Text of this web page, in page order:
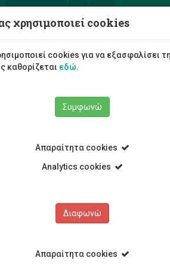
χρησιμοποιεί cookies
cookies για να εξασφαλίσει
καθορίζεται εδώ.
Συμφωνώ
Απαραίτητα cookies
Analytics cookies
Διαφωνώ
Απαραίτητα cookies